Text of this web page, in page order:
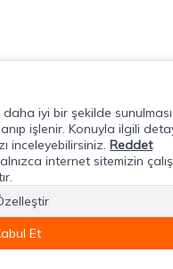
iyi bir şekilde
işlenir. Konuyla ilgili
inceleyebilirsiniz. Reddet
internet sitemizin
Et